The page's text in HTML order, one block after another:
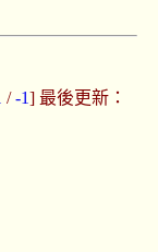
/-1] 最後更新：